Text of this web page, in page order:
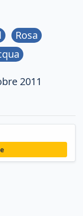
Rosa
2011